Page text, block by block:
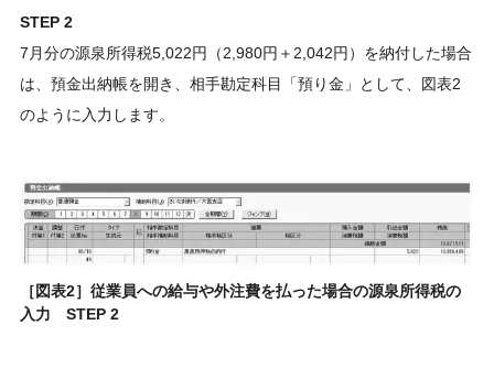
STEP 2
7月分の源泉所得税5,022円（2,980円＋2,042円）を納付した場合
は、預金出納帳を開き、相手勘定科目「預り金」として、図表2
のように入力します。
［図表2］従業員への給与や外注費を払った場合の源泉所得税の
入力 STEP 2